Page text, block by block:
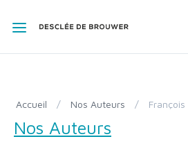
Accueil / Nos Auteurs /
Nos Auteurs